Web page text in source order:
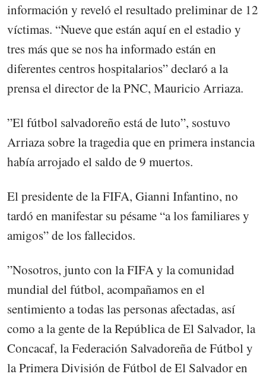
información y reveló el resultado preliminar de 12
víctimas. “Nueve que están aquí en el estadio y
tres más que se nos ha informado están en
diferentes centros hospitalarios” declaró a la
prensa el director de la PNC, Mauricio Arriaza.
”El fútbol salvadoreño está de luto”, sostuvo
Arriaza sobre la tragedia que en primera instancia
había arrojado el saldo de 9 muertos.
El presidente de la FIFA, Gianni Infantino, no
tardó en manifestar su pésame “a los familiares y
amigos” de los fallecidos.
”Nosotros, junto con la FIFA y la comunidad
mundial del fútbol, acompañamos en el
sentimiento a todas las personas afectadas, así
como a la gente de la República de El Salvador, la
Concacaf, la Federación Salvadoreña de Fútbol y
la Primera División de Fútbol de El Salvador en